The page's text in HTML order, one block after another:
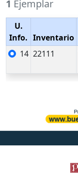
1 Ejemplar
U.
Info. Inventario
14 22111